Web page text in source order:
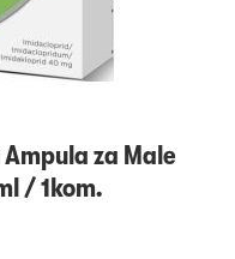
za Male
/ 1kom.